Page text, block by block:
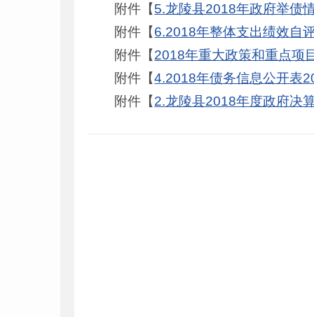
附件【5.龙陵县2018年政府举债
附件【6.2018年整体支出绩效自
附件【2018年重大政策和重点项
附件【4.2018年债务信息公开表
附件【2.龙陵县2018年度政府决